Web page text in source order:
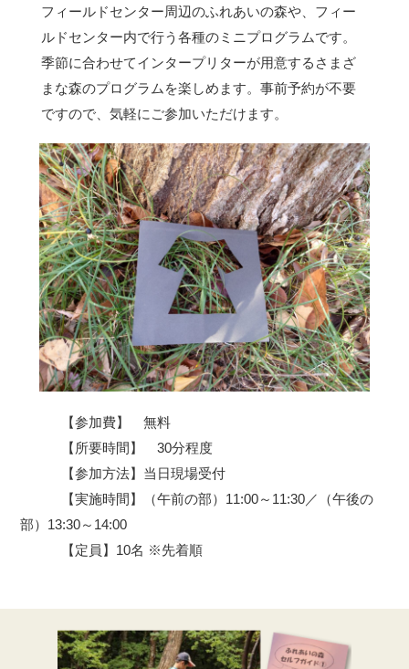
フィールドセンター周辺のふれあいの森や、フィー
ルドセンター内で行う各種のミニプログラムです。
季節に合わせてインタープリターが用意するさまざ
まな森のプログラムを楽しめます。事前予約が不要
ですので、気軽にご参加いただけます。
【参加費】 無料
【所要時間】 30分程度
【参加方法】当日現場受付
【実施時間】（午前の部）11:00～11:30／（午後の
部）13:30～14:00
【定員】10名 ※先着順